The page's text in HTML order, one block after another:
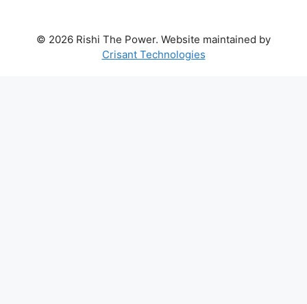
© 2026 Rishi The Power. Website maintained by
Crisant Technologies